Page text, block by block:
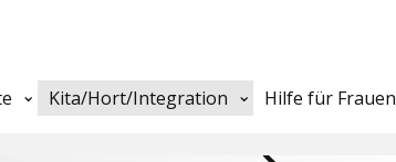
Kita/Hort/Integration Hilfe für Frauen